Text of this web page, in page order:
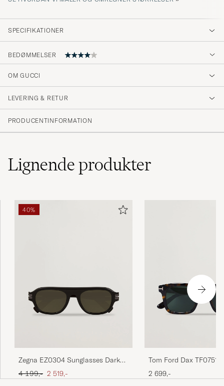
SPECIFIKATIONER
BEDØMMELSER
Freshe briller, men stengene var skjeve så
måtte rette dem opp hos optiker. Må nevne
ikke alle optikere har forsikring på Gucci så
velg riktig optiker.
ANDERS M KØBTE PÅ CAREOFCARL.NO
OM GUCCI
LEVERING & RETUR
PRODUCENTINFORMATION
Lignendeprodukter
40%
Zegna EZ0304 Sunglasses Dark
Brown
Ordinary pris
4 199,- Nedsat pris
2 519,-
Tom Ford Dax TF0751
Havanna
2 699,-